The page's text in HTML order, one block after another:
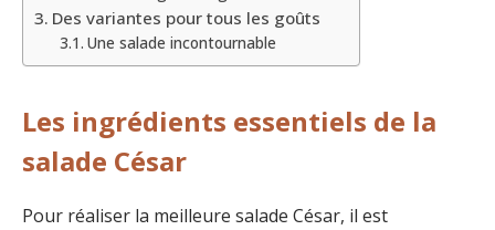
Des variantes pour tous les goûts
Une salade incontournable
Les ingrédients essentiels de la
salade César
Pour réaliser la meilleure salade César, il est